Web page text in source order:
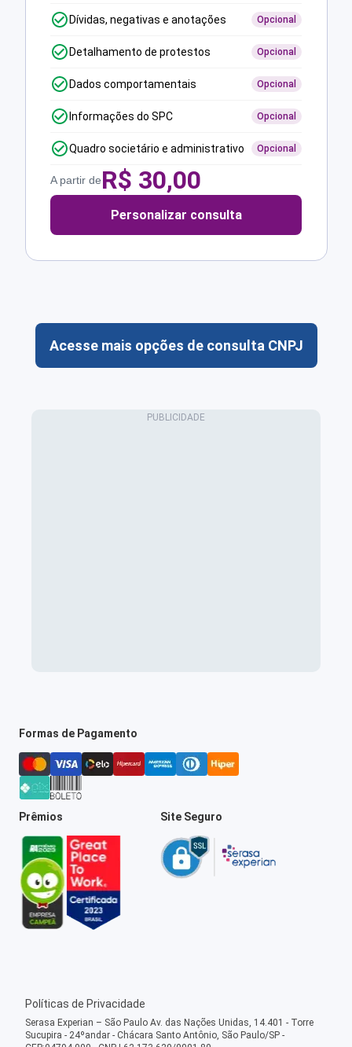
Dívidas, negativas e anotações Opcional
Detalhamento de protestos Opcional
Dados comportamentais Opcional
Informações do SPC Opcional
Quadro societário e administrativo Opcional
A partir deR$ 30,00
Personalizar consulta
Acesse mais opções de consulta CNPJ
Formas de Pagamento
Prêmios Site Seguro
Políticas de Privacidade
Serasa Experian – São Paulo Av. das Nações Unidas, 14.401 - Torre
Sucupira - 24ºandar - Chácara Santo Antônio, São Paulo/SP -